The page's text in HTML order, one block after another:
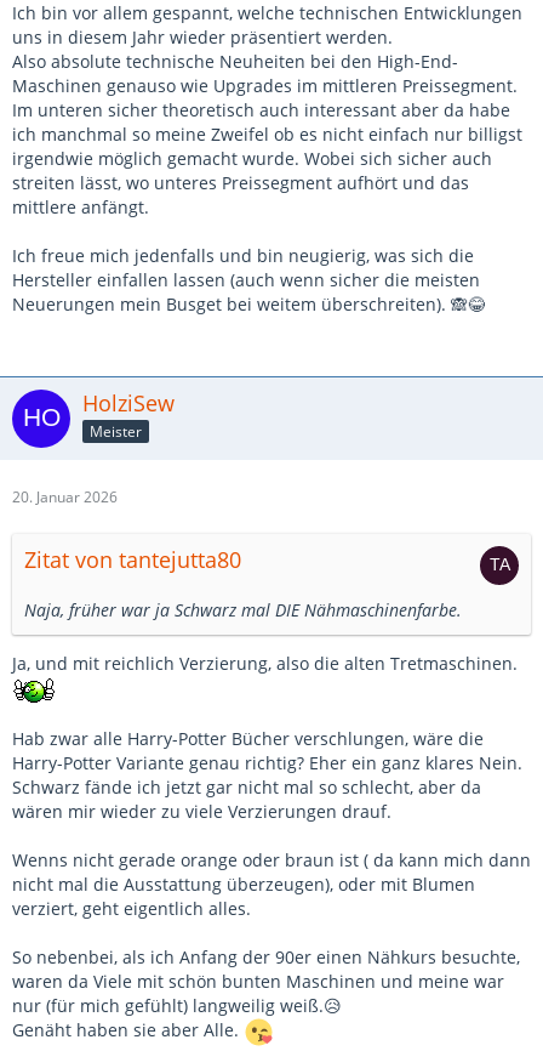
Ich bin vor allem gespannt, welche technischen Entwicklungen
uns in diesem Jahr wieder präsentiert werden.
Also absolute technische Neuheiten bei den High-End-
Maschinen genauso wie Upgrades im mittleren Preissegment.
Im unteren sicher theoretisch auch interessant aber da habe
ich manchmal so meine Zweifel ob es nicht einfach nur billigst
irgendwie möglich gemacht wurde. Wobei sich sicher auch
streiten lässt, wo unteres Preissegment aufhört und das
mittlere anfängt.
Ich freue mich jedenfalls und bin neugierig, was sich die
Hersteller einfallen lassen (auch wenn sicher die meisten
Neuerungen mein Busget bei weitem überschreiten). 🙈😂
HolziSew
Meister
20. Januar 2026
Zitat von tantejutta80
Naja, früher war ja Schwarz mal DIE Nähmaschinenfarbe.
Ja, und mit reichlich Verzierung, also die alten Tretmaschinen.
Hab zwar alle Harry-Potter Bücher verschlungen, wäre die
Harry-Potter Variante genau richtig? Eher ein ganz klares Nein.
Schwarz fände ich jetzt gar nicht mal so schlecht, aber da
wären mir wieder zu viele Verzierungen drauf.
Wenns nicht gerade orange oder braun ist ( da kann mich dann
nicht mal die Ausstattung überzeugen), oder mit Blumen
verziert, geht eigentlich alles.
So nebenbei, als ich Anfang der 90er einen Nähkurs besuchte,
waren da Viele mit schön bunten Maschinen und meine war
nur (für mich gefühlt) langweilig weiß.😥
Genäht haben sie aber Alle.